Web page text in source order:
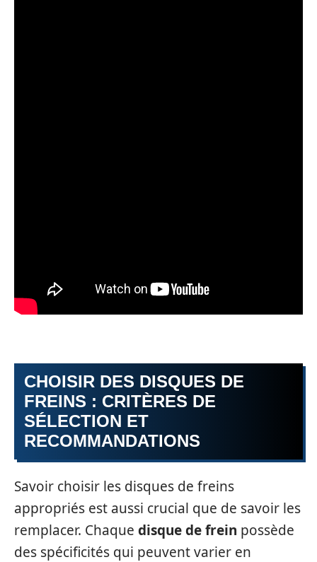
CHOISIR DES DISQUES DE
FREINS : CRITÈRES DE
SÉLECTION ET
RECOMMANDATIONS
Savoir choisir les disques de freins
appropriés est aussi crucial que de savoir les
remplacer. Chaque disque de frein possède
des spécificités qui peuvent varier en